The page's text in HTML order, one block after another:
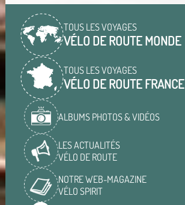
TOUS LES VOYAGES
VÉLO DE ROUTE MONDE
TOUS LES VOYAGES
VÉLO DE ROUTE FRANCE
ALBUMS PHOTOS & VIDÉOS
LES ACTUALITÉS
VÉLO DE ROUTE
NOTRE WEB-MAGAZINE
VÉLO SPIRIT